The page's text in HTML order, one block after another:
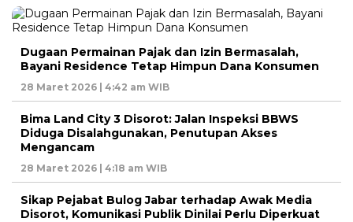
Dugaan Permainan Pajak dan Izin Bermasalah,
Bayani Residence Tetap Himpun Dana Konsumen
28 Maret 2026 | 4:42 am WIB
Bima Land City 3 Disorot: Jalan Inspeksi BBWS
Diduga Disalahgunakan, Penutupan Akses
Mengancam
28 Maret 2026 | 4:18 am WIB
Sikap Pejabat Bulog Jabar terhadap Awak Media
Disorot, Komunikasi Publik Dinilai Perlu Diperkuat